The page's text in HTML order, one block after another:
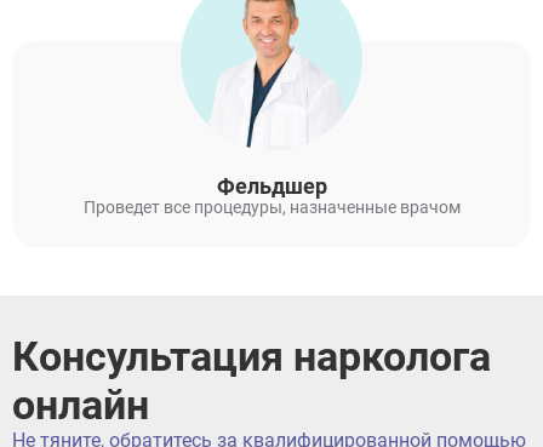
Фельдшер
Проведет все процедуры, назначенные врачом
Консультация нарколога
онлайн
Не тяните, обратитесь за квалифицированной помощью